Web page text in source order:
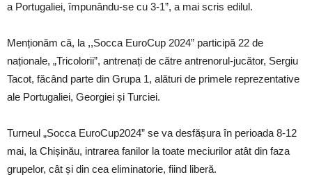
a Portugaliei, împunându-se cu 3-1”, a mai scris edilul.
Menționăm că, la ,,Socca EuroCup 2024” participă 22 de
naționale, „Tricolorii”, antrenați de către antrenorul-jucător, Sergiu
Tacot, făcând parte din Grupa 1, alături de primele reprezentative
ale Portugaliei, Georgiei și Turciei.
Turneul „Socca EuroCup2024” se va desfășura în perioada 8-12
mai, la Chișinău, intrarea fanilor la toate meciurilor atât din faza
grupelor, cât și din cea eliminatorie, fiind liberă.